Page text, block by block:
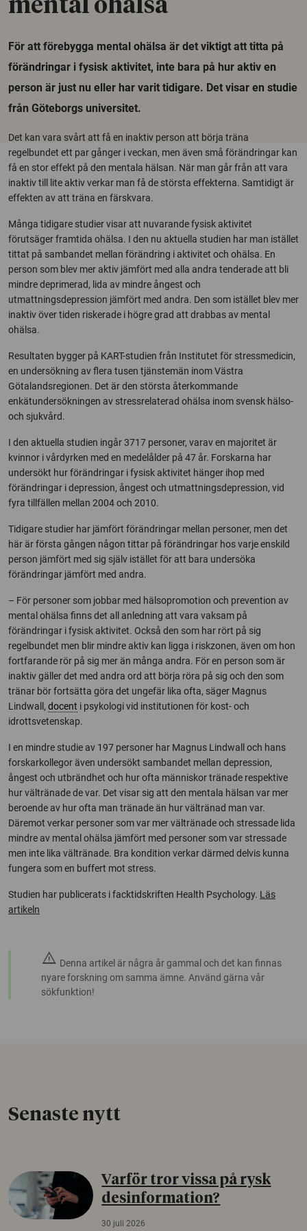
mental ohälsa
För att förebygga mental ohälsa är det viktigt att titta på
förändringar i fysisk aktivitet, inte bara på hur aktiv en
person är just nu eller har varit tidigare. Det visar en studie
från Göteborgs universitet.
Det kan vara svårt att få en inaktiv person att börja träna
regelbundet ett par gånger i veckan, men även små förändringar kan
få en stor effekt på den mentala hälsan. När man går från att vara
inaktiv till lite aktiv verkar man få de största effekterna. Samtidigt är
effekten av att träna en färskvara.
Många tidigare studier visar att nuvarande fysisk aktivitet
förutsäger framtida ohälsa. I den nu aktuella studien har man istället
tittat på sambandet mellan förändring i aktivitet och ohälsa. En
person som blev mer aktiv jämfört med alla andra tenderade att bli
mindre deprimerad, lida av mindre ångest och
utmattningsdepression jämfört med andra. Den som istället blev mer
inaktiv över tiden riskerade i högre grad att drabbas av mental
ohälsa.
Resultaten bygger på KART-studien från Institutet för stressmedicin,
en undersökning av flera tusen tjänstemän inom Västra
Götalandsregionen. Det är den största återkommande
enkätundersökningen av stressrelaterad ohälsa inom svensk hälso-
och sjukvård.
I den aktuella studien ingår 3717 personer, varav en majoritet är
kvinnor i vårdyrken med en medelålder på 47 år. Forskarna har
undersökt hur förändringar i fysisk aktivitet hänger ihop med
förändringar i depression, ångest och utmattningsdepression, vid
fyra tillfällen mellan 2004 och 2010.
Tidigare studier har jämfört förändringar mellan personer, men det
här är första gången någon tittar på förändringar hos varje enskild
person jämfört med sig själv istället för att bara undersöka
förändringar jämfört med andra.
– För personer som jobbar med hälsopromotion och prevention av
mental ohälsa finns det all anledning att vara vaksam på
förändringar i fysisk aktivitet. Också den som har rört på sig
regelbundet men blir mindre aktiv kan ligga i riskzonen, även om hon
fortfarande rör på sig mer än många andra. För en person som är
inaktiv gäller det med andra ord att börja röra på sig och den som
tränar bör fortsätta göra det ungefär lika ofta, säger Magnus
Lindwall, docent i psykologi vid institutionen för kost- och
idrottsvetenskap.
I en mindre studie av 197 personer har Magnus Lindwall och hans
forskarkollegor även undersökt sambandet mellan depression,
ångest och utbrändhet och hur ofta människor tränade respektive
hur vältränade de var. Det visar sig att den mentala hälsan var mer
beroende av hur ofta man tränade än hur vältränad man var.
Däremot verkar personer som var mer vältränade och stressade lida
mindre av mental ohälsa jämfört med personer som var stressade
men inte lika vältränade. Bra kondition verkar därmed delvis kunna
fungera som en buffert mot stress.
Studien har publicerats i facktidskriften Health Psychology. Läs
artikeln
warning Denna artikel är några år gammal och det kan finnas
nyare forskning om samma ämne. Använd gärna vår
sökfunktion!
Senaste nytt
Varför tror vissa på rysk
desinformation?
30 juli 2026